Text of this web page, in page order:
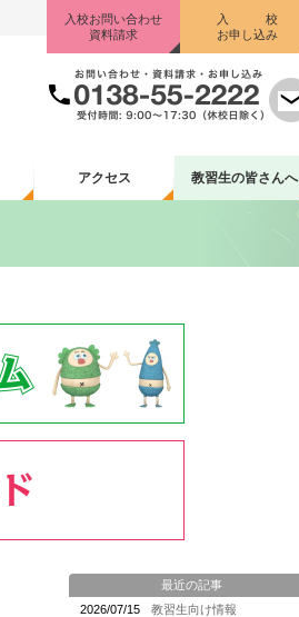
入校お問い合わせ
資料請求
入 校
お申し込み
アクセス 教習生の皆さんへ
最近の記事
2026/07/15
教習生向け情報